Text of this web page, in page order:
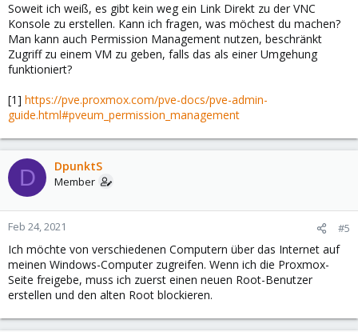
Soweit ich weiß, es gibt kein weg ein Link Direkt zu der VNC
Konsole zu erstellen. Kann ich fragen, was möchest du machen?
Man kann auch Permission Management nutzen, beschränkt
Zugriff zu einem VM zu geben, falls das als einer Umgehung
funktioniert?
[1] https://pve.proxmox.com/pve-docs/pve-admin-
guide.html#pveum_permission_management
D DpunktS
Member
Feb 24, 2021 #5
Ich möchte von verschiedenen Computern über das Internet auf
meinen Windows-Computer zugreifen. Wenn ich die Proxmox-
Seite freigebe, muss ich zuerst einen neuen Root-Benutzer
erstellen und den alten Root blockieren.